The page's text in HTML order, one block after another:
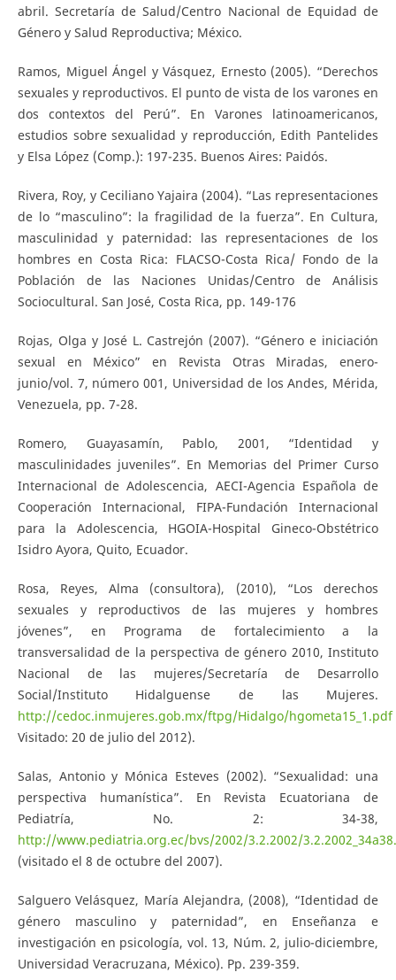
abril. Secretaría de Salud/Centro Nacional de Equidad de
Género y Salud Reproductiva; México.
Ramos, Miguel Ángel y Vásquez, Ernesto (2005). “Derechos
sexuales y reproductivos. El punto de vista de los varones en
dos contextos del Perú”. En Varones latinoamericanos,
estudios sobre sexualidad y reproducción, Edith Pantelides
y Elsa López (Comp.): 197-235. Buenos Aires: Paidós.
Rivera, Roy, y Ceciliano Yajaira (2004). “Las representaciones
de lo “masculino”: la fragilidad de la fuerza”. En Cultura,
masculinidad y paternidad: las representaciones de los
hombres en Costa Rica: FLACSO-Costa Rica/ Fondo de la
Población de las Naciones Unidas/Centro de Análisis
Sociocultural. San José, Costa Rica, pp. 149-176
Rojas, Olga y José L. Castrejón (2007). “Género e iniciación
sexual en México” en Revista Otras Miradas, enero-
junio/vol. 7, número 001, Universidad de los Andes, Mérida,
Venezuela, pp. 7-28.
Romero, Guayasamín, Pablo, 2001, “Identidad y
masculinidades juveniles”. En Memorias del Primer Curso
Internacional de Adolescencia, AECI-Agencia Española de
Cooperación Internacional, FIPA-Fundación Internacional
para la Adolescencia, HGOIA-Hospital Gineco-Obstétrico
Isidro Ayora, Quito, Ecuador.
Rosa, Reyes, Alma (consultora), (2010), “Los derechos
sexuales y reproductivos de las mujeres y hombres
jóvenes”, en Programa de fortalecimiento a la
transversalidad de la perspectiva de género 2010, Instituto
Nacional de las mujeres/Secretaría de Desarrollo
Social/Instituto Hidalguense de las Mujeres.
http://cedoc.inmujeres.gob.mx/ftpg/Hidalgo/hgometa15_1.pdf
Visitado: 20 de julio del 2012).
Salas, Antonio y Mónica Esteves (2002). “Sexualidad: una
perspectiva humanística”. En Revista Ecuatoriana de
Pediatría, No. 2: 34-38,
http://www.pediatria.org.ec/bvs/2002/3.2.2002/
(visitado el 8 de octubre del 2007).
Salguero Velásquez, María Alejandra, (2008), “Identidad de
género masculino y paternidad”, en Enseñanza e
investigación en psicología, vol. 13, Núm. 2, julio-diciembre,
Universidad Veracruzana, México). Pp. 239-359.